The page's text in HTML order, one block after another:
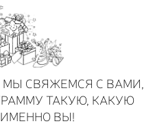
МЫ СВЯЖЕМСЯ С ВАМИ,
ТАКУЮ, КАКУЮ
ВЫ!